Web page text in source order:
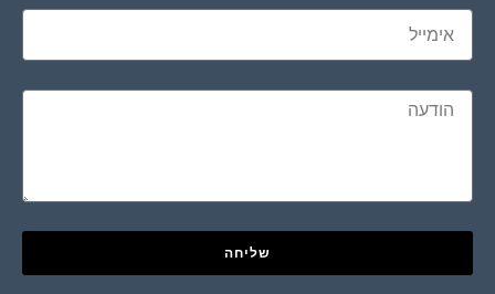
שליחה